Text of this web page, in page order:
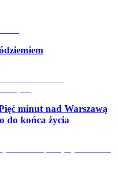
minut nad Warszawą
do końca życia